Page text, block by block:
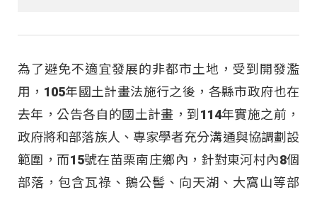
為了避免不適宜發展的非都市土地，受到開發濫
用，105年國土計畫法施行之後，各縣市政府也在
去年，公告各自的國土計畫，到114年實施之前，
政府將和部落族人、專家學者充分溝通與協調劃設
範圍，而15號在苗栗南庄鄉內，針對東河村內8個
部落，包含瓦祿、鵝公髻、向天湖、大窩山等部